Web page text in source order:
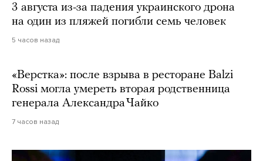
3 августа из-за падения украинского дрона
на один из пляжей погибли семь человек
5 часов назад
«Верстка»: после взрыва в ресторане Balzi
Rossi могла умереть вторая родственница
генерала Александра Чайко
7 часов назад